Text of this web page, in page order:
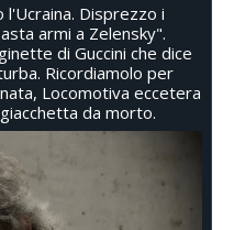
l'Ucraina. Disprezzo i
armi a Zelensky".
di Guccini che dice
Ricordiamolo per
Locomotiva eccetera
da morto.